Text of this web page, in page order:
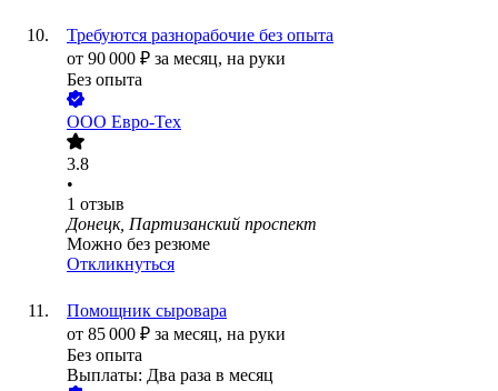
Требуются разнорабочие без опыта
от 90 000 ₽ за месяц, на руки
Без опыта
ООО Евро-Тех
3.8
•
1 отзыв
Донецк, Партизанский проспект
Можно без резюме
Откликнуться
Помощник сыровара
от 85 000 ₽ за месяц, на руки
Без опыта
Выплаты: Два раза в месяц